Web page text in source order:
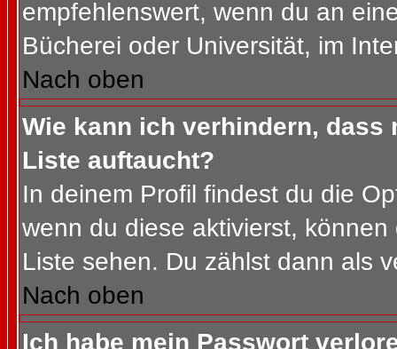
empfehlenswert, wenn du an
Bücherei oder Universität, im
Nach oben
Wie kann ich verhindern, dass
Liste auftaucht?
In deinem Profil findest du die
wenn du diese aktivierst,
Liste sehen. Du zählst dann als
Nach oben
Ich habe mein Passwort